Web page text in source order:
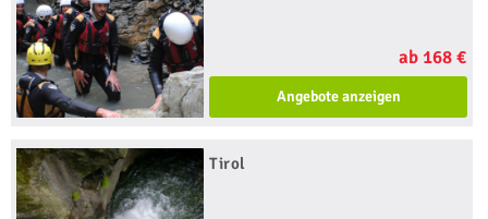
ab 168 €
Angebote anzeigen
Tirol